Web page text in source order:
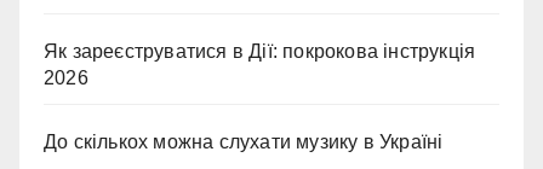
Як зареєструватися в Дії: покрокова інструкція
2026
До скількох можна слухати музику в Україні